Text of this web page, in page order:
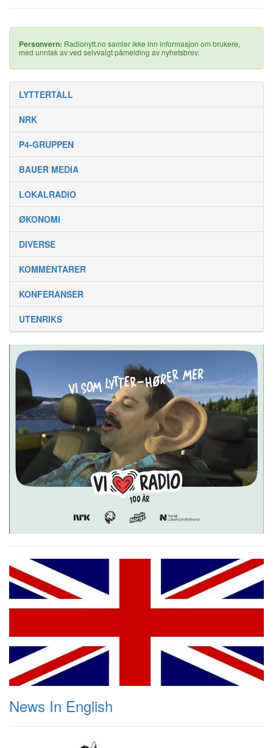
Personvern: Radionytt.no samler ikke inn informasjon om brukere,
med unntak av ved selvvalgt påmelding av nyhetsbrev.
LYTTERTALL
NRK
P4-GRUPPEN
BAUER MEDIA
LOKALRADIO
ØKONOMI
DIVERSE
KOMMENTARER
KONFERANSER
UTENRIKS
News In English